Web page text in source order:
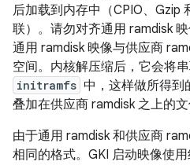
后加载到内存中（CPIO、Gzip
联）。 请勿对齐通用 ramdisk
通用 ramdisk 映像与供应商
空间。内核解压缩后，它会将
initramfs 中，这样做所得到
叠加在供应商 ramdisk 之上的文
由于通用 ramdisk 和供应商
相同的格式。GKI 启动映像使